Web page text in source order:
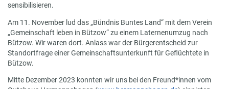
sensibilisieren.
Am 11. November lud das „Bündnis Buntes Land“ mit dem Verein
„Gemeinschaft leben in Bützow“ zu einem Laternenumzug nach
Bützow. Wir waren dort. Anlass war der Bürgerentscheid zur
Standortfrage einer Gemeinschaftsunterkunft für Geflüchtete in
Bützow.
Mitte Dezember 2023 konnten wir uns bei den Freund*innen vom